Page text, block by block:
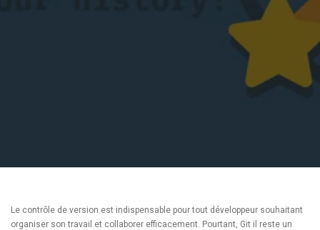
Le contrôle de version est indispensable pour tout développeur souhaitant
organiser son travail et collaborer efficacement. Pourtant, Git il reste un